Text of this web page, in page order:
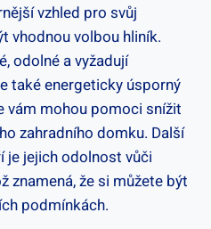
vzhled pro svůj
vhodnou volbou hliník.
odolné a vyžadují
také energeticky úsporný
vám mohou pomoci snížit
zahradního domku. Další
je jejich odolnost vůči
znamená, že si můžete být
podmínkách.